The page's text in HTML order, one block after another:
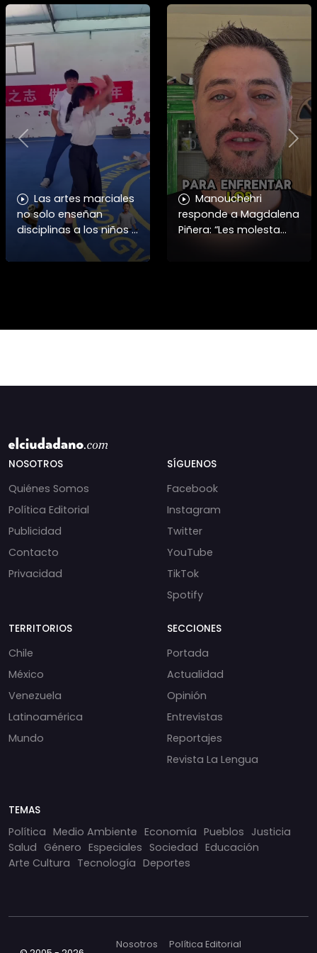
Las artes marciales
no solo enseñan
disciplinas a los niños y
niñas si no también ser
honorables #deporte
Manouchehri
responde a Magdalena
Piñera: “Les molesta
Previous
NOSOTROS
Quiénes Somos
Política Editorial
Publicidad
Contacto
Privacidad
SÍGUENOS
Facebook
Instagram
Twitter
YouTube
TikTok
Spotify
TERRITORIOS
Chile
México
Venezuela
Latinoamérica
Mundo
SECCIONES
Portada
Actualidad
Opinión
Entrevistas
Reportajes
Revista La Lengua
TEMAS
Política Medio Ambiente Economía Pueblos Justicia
Salud Género Especiales Sociedad Educación
Arte Cultura Tecnología Deportes
Nosotros Política Editorial